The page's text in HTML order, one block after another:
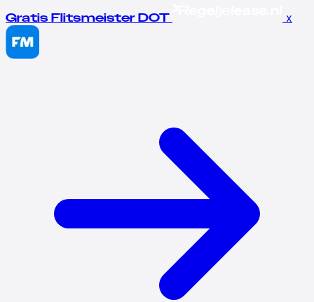
Gratis Flitsmeister DOT x